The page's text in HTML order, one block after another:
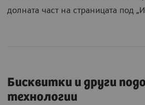
долната част на страницата под
Бисквитки и други
технологии